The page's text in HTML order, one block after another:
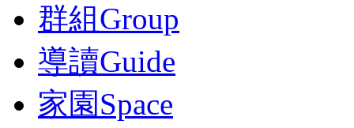
群組Group
導讀Guide
家園Space